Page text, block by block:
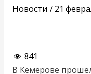
Новости / 21
841
В Кемерове